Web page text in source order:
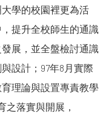
學的校園裡更為活
提升全校師生的通識
展，並全盤檢討通識
設計；97年8月實際
理論與設置專責教學
落實與開展，